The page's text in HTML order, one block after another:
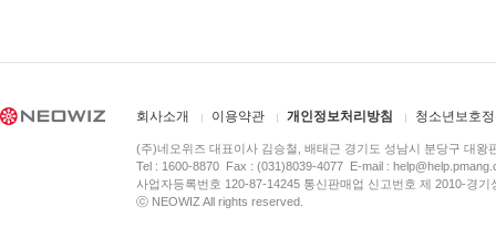
회사소개 이용약관 개인정보처리방침 청소년보호
(주)네오위즈 대표이사 김승철, 배태근 경기도 성남시 분당구 대왕
Tel : 1600-8870 Fax : (031)8039-4077 E-mail :
사업자등록번호 120-87-14245 통신판매업 신고번호 제 2010-경
ⓒ NEOWIZ All rights reserved.